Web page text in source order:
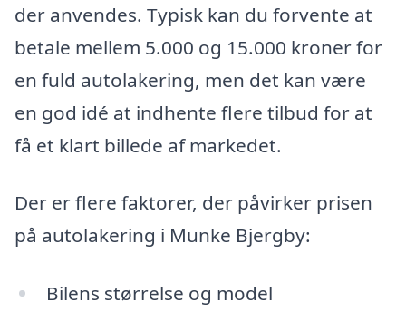
der anvendes. Typisk kan du forvente at
betale mellem 5.000 og 15.000 kroner for
en fuld autolakering, men det kan være
en god idé at indhente flere tilbud for at
få et klart billede af markedet.
Der er flere faktorer, der påvirker prisen
på autolakering i Munke Bjergby:
Bilens størrelse og model